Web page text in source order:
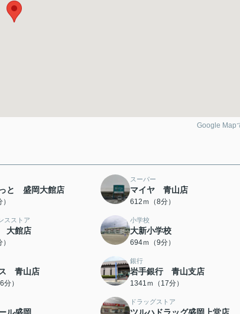
Google Map
と 盛岡大館店
スーパー
マイヤ 青山店
612ｍ（8分）
スストア
大館店
小学校
大新小学校
694ｍ（9分）
青山店
）
銀行
岩手銀行 青山支店
1341ｍ（17分）
ドラッグストア